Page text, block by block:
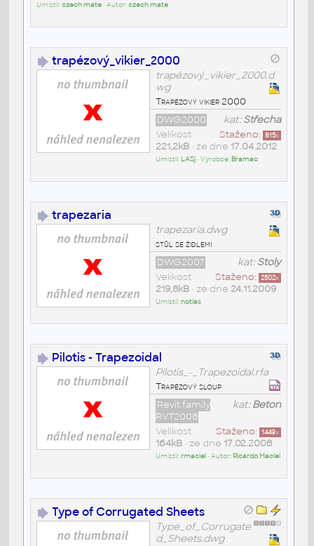
Umístil:czech mate• Autor:czech mate
trapézový_vikier_2000
trapézový_vikier_2000.d
wg
Trapézový vikier 2000
kat:Střecha
DWG2000
Staženo: 815x
Velikost
221,2kB• ze dne 17.04.2012
Umístil: LASj• Výrobce: Bramac
trapezaria
trapezaria.dwg
stůl se židlemi
kat:Stoly
DWG2007
Staženo: 2502x
Velikost
219,8kB• ze dne 24.11.2009
Umístil:notias
Pilotis - Trapezoidal
Pilotis_-_Trapezoidal.rfa
Trapézový sloup
kat:Beton
Revit family
RVT2008
Staženo: 1449x
Velikost
164kB• ze dne 17.02.2008
Umístil:rmaciel • Autor: Ricardo Maciel
Type of Corrugated Sheets
Type_of_Corrugate
d_Sheets.dwg